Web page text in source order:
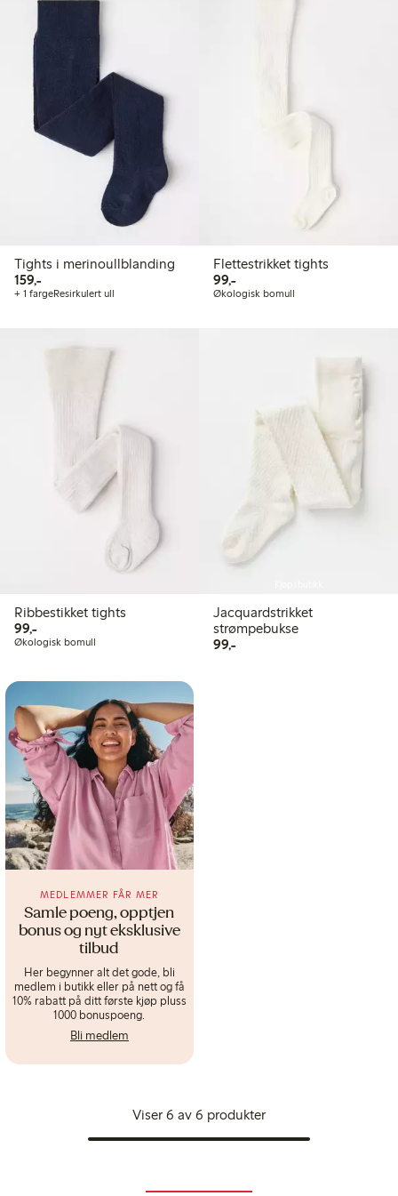
Tights i merinoullblanding
159,-159,00 kr
+ 1 fargeResirkulert ull
Flettestrikket tights
99,-99,00 kr
Økologisk bomull
Ribbestikket tights
99,-99,00 kr
Økologisk bomull
Jacquardstrikket
strømpebukse
99,-99,00 kr
Samle poeng, opptjen
bonus og nyt eksklusive
tilbud
MEDLEMMER FÅR MER
Her begynner alt det gode, bli
medlem i butikk eller på nett og få
10% rabatt på ditt første kjøp pluss
1000 bonuspoeng.
Bli medlem
Viser 6 av 6 produkter